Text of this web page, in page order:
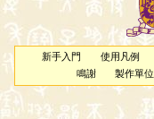
新手入門 使用凡例
鳴謝
製作單位